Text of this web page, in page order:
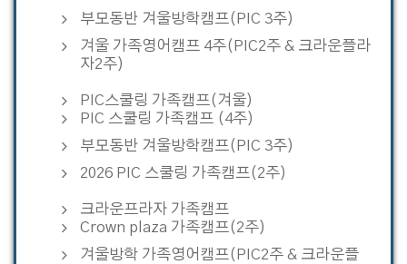
부모동반 겨울방학캠프(PIC 3주)
겨울 가족영어캠프 4주(PIC2주 & 크라운플라
자2주)
PIC스쿨링 가족캠프(겨울)
PIC 스쿨링 가족캠프 (4주)
부모동반 겨울방학캠프(PIC 3주)
2026 PIC 스쿨링 가족캠프(2주)
크라운프라자 가족캠프
Crown plaza 가족캠프(2주)
겨울방학 가족영어캠프(PIC2주 & 크라운플